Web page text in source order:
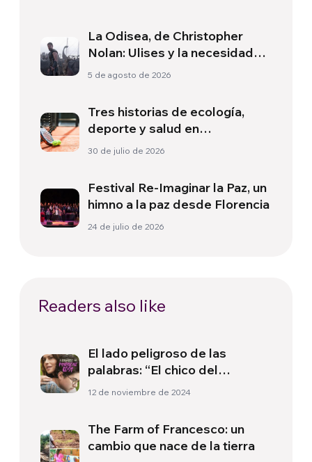
La Odisea, de Christopher
Nolan: Ulises y la necesidad
de un nuevo amanecer
5 de agosto de 2026
Tres historias de ecología,
deporte y salud en
Sudamérica
30 de julio de 2026
Festival Re-Imaginar la Paz, un
himno a la paz desde Florencia
24 de julio de 2026
Readers also like
El lado peligroso de las
palabras: “El chico del
pantalón rosa”
12 de noviembre de 2024
The Farm of Francesco: un
cambio que nace de la tierra